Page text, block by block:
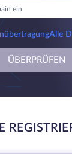
Alle
ÜBERPRÜFEN